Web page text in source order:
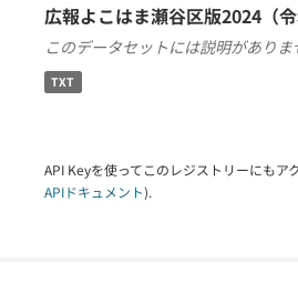
広報よこはま瀬谷区版2024（
このデータセットには説明がありま
TXT
API Keyを使ってこのレジストリーにもア
APIドキュメント).